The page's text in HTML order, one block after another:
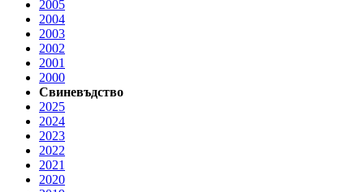
2005
2004
2003
2002
2001
2000
Свиневъдство
2025
2024
2023
2022
2021
2020